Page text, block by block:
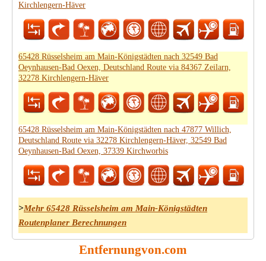
Kirchlengern-Häver
65428 Rüsselsheim am Main-Königstädten nach 32549 Bad
Oeynhausen-Bad Oexen, Deutschland Route via 84367 Zeilarn,
32278 Kirchlengern-Häver
65428 Rüsselsheim am Main-Königstädten nach 47877 Willich,
Deutschland Route via 32278 Kirchlengern-Häver, 32549 Bad
Oeynhausen-Bad Oexen, 37339 Kirchworbis
>Mehr 65428 Rüsselsheim am Main-Königstädten
Routenplaner Berechnungen
Entfernungvon.com